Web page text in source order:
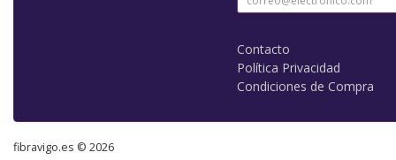
Contacto
Política Privacidad
Condiciones de Compra
fibravigo.es © 2026